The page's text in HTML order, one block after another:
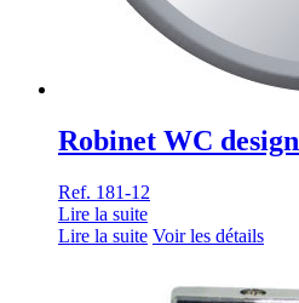
Robinet WC design
Ref. 181-12
Lire la suite
Lire la suite Voir les détails